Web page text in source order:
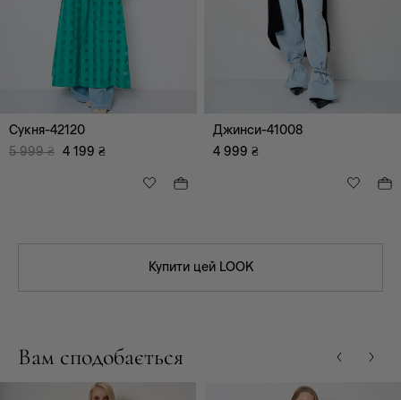
Сукня-42120
5 999 ₴ 4 199 ₴
Джинси-41008
4 999 ₴
Купити цей LOOK
Вам сподобається